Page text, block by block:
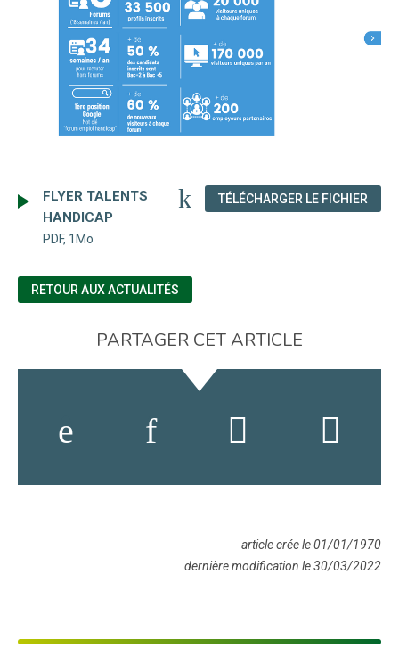
FLYER TALENTS
HANDICAP
PDF, 1Mo
TÉLÉCHARGER LE FICHIER
RETOUR AUX ACTUALITÉS
PARTAGER CET ARTICLE
article crée le 01/01/1970
dernière modification le 30/03/2022